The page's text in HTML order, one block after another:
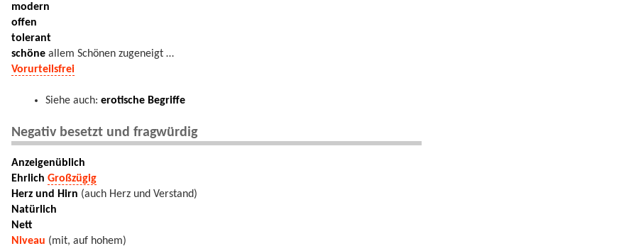
modern
offen
tolerant
schöne allem Schönen zugeneigt …
Vorurteilsfrei
Siehe auch: erotische Begriffe
Negativ besetzt und fragwürdig
Anzeigenüblich
Ehrlich Großzügig
Herz und Hirn (auch Herz und Verstand)
Natürlich
Nett
Niveau (mit, auf hohem)